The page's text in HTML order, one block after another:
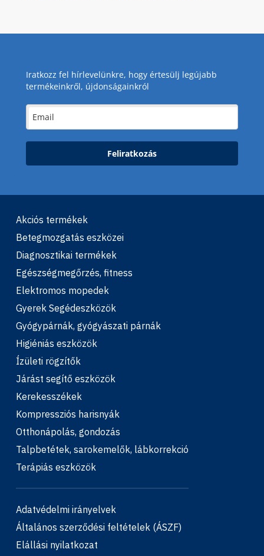
Iratkozz fel hírlevelünkre, hogy értesülj legújabb
termékeinkről, újdonságainkról
Feliratkozás
Akciós termékek
Betegmozgatás eszközei
Diagnosztikai termékek
Egészségmegőrzés, fitness
Elektromos mopedek
Gyerek Segédeszközök
Gyógypárnák, gyógyászati párnák
Higiéniás eszközök
Ízületi rögzítők
Járást segítő eszközök
Kerekesszékek
Kompressziós harisnyák
Otthonápolás, gondozás
Talpbetétek, sarokemelők, lábkorrekció
Terápiás eszközök
Adatvédelmi irányelvek
Általános szerződési feltételek (ÁSZF)
Elállási nyilatkozat